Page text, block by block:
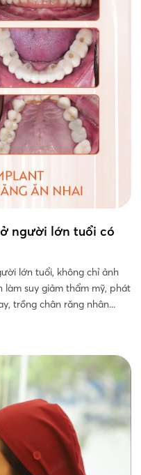
người lớn tuổi có
lớn tuổi, không chỉ ảnh
làm suy giảm thẩm mỹ, phát
trồng chân răng nhân...